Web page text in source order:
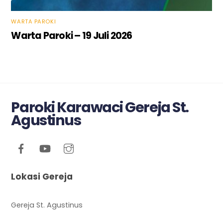
WARTA PAROKI
Warta Paroki – 19 Juli 2026
Paroki Karawaci Gereja St.
Agustinus
Lokasi Gereja
Gereja St. Agustinus